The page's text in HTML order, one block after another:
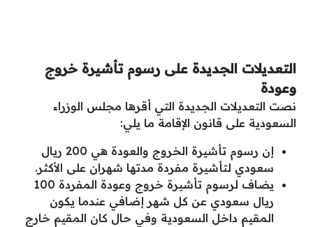
التعديلات الجديدة على رسوم تأشيرة خروج
وعودة
نصت التعديلات الجديدة التي أقرها مجلس الوزراء
السعودية على قانون الإقامة ما يلي:
إن رسوم تأشيرة الخروج والعودة هي 200 ريال
سعودي لتأشيرة مفردة مدتها شهران على الأكثر.
يضاف لرسوم تأشيرة خروج وعودة المفردة 100
ريال سعودي عن كل شهر إضافي عندما يكون
المقيم داخل السعودية وفي حال كان المقيم خارج